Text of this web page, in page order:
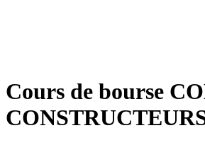
Cours de bourse